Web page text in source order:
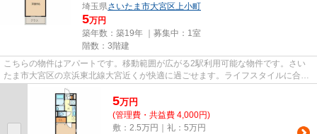
埼玉県さいたま市大宮区上小町
5万円
築年数：築19年 ｜募集中： 1室
階数：3階建
こちらの物件はアパートです。移動範囲が広がる2駅利用可能な物件です。さい
たま市大宮区の京浜東北線大宮近くが快適に過ごせます。ライフスタイルに合っ
た条件を03-6912-9770から、当...
5万円
(管理費・共益費 4,000円)
敷：2.5万円｜礼：5万円